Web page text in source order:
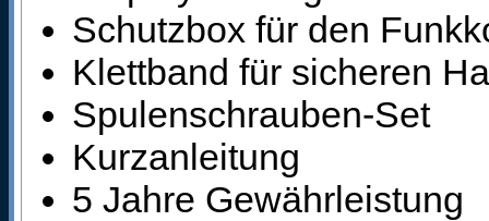
Schutzbox für den
Klettband für sicheren
Spulenschrauben-Set
Kurzanleitung
5 Jahre Gewährleistung